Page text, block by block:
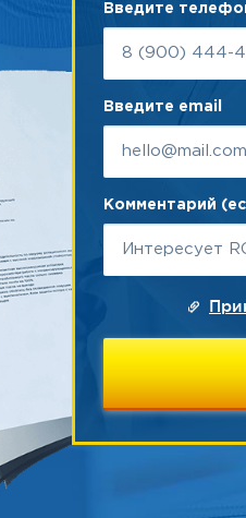
Введите
Введите email
Комментарий